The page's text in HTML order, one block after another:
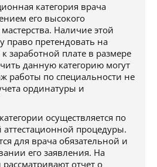
категория врача
его высокого
Наличие этой
право претендовать на
заработной плате в размере
данную категорию могут
работы по специальности не
ординатуры и
осуществляется по
аттестационной процедуры.
для врача обязательной и
его заявления. На
рассматривают отчет о